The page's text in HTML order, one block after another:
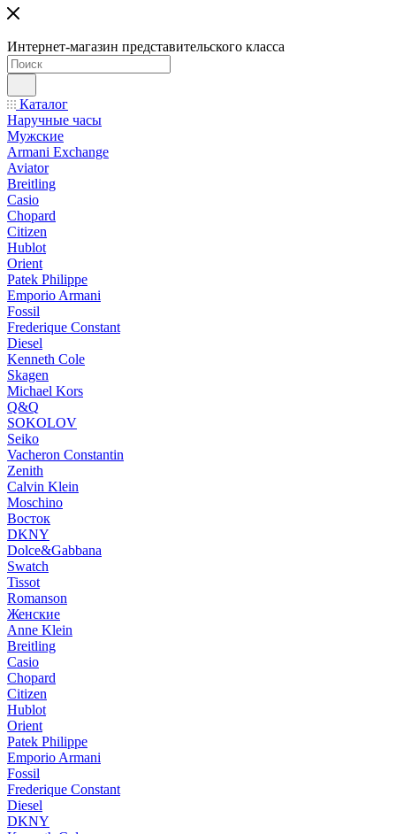
Интернет-магазин представительского класса
Каталог
Наручные часы
Мужские
Armani Exchange
Aviator
Breitling
Casio
Chopard
Citizen
Hublot
Orient
Patek Philippe
Emporio Armani
Fossil
Frederique Constant
Diesel
Kenneth Cole
Skagen
Michael Kors
Q&Q
SOKOLOV
Seiko
Vacheron Constantin
Zenith
Calvin Klein
Moschino
Восток
DKNY
Dolce&Gabbana
Swatch
Tissot
Romanson
Женские
Anne Klein
Breitling
Casio
Chopard
Citizen
Hublot
Orient
Patek Philippe
Emporio Armani
Fossil
Frederique Constant
Diesel
DKNY